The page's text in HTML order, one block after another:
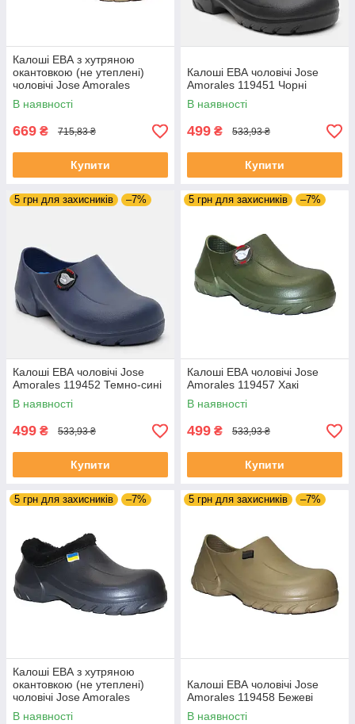
Калоші ЕВА з хутряною
окантовкою (не утеплені)
чоловічі Jose Amorales
119758 Бежеві
В наявності
669 ₴ 715,83 ₴
Купити
Калоші ЕВА чоловічі Jose
Amorales 119451 Чорні
В наявності
499 ₴ 533,93 ₴
Купити
5 грн для захисників –7%
Калоші ЕВА чоловічі Jose
Amorales 119452 Темно-сині
В наявності
499 ₴ 533,93 ₴
Купити
5 грн для захисників –7%
Калоші ЕВА чоловічі Jose
Amorales 119457 Хакі
В наявності
499 ₴ 533,93 ₴
Купити
5 грн для захисників –7%
Калоші ЕВА з хутряною
окантовкою (не утеплені)
чоловічі Jose Amorales
119752 Темно-сині
В наявності
5 грн для захисників –7%
Калоші ЕВА чоловічі Jose
Amorales 119458 Бежеві
В наявності